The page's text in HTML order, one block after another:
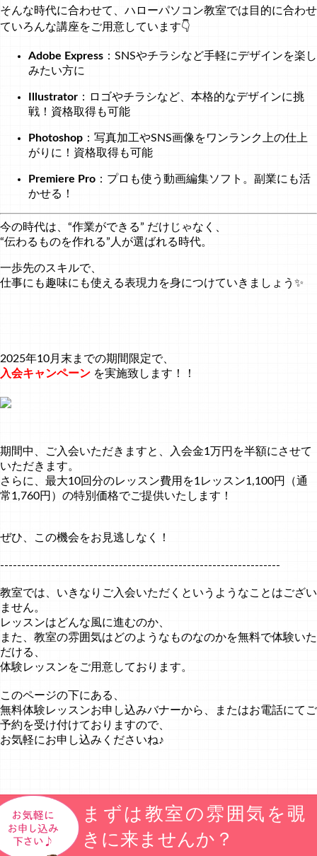
そんな時代に合わせて、ハローパソコン教室では目的に合わせ
ていろんな講座をご用意しています👇
Adobe Express ：SNSやチラシなど手軽にデザインを楽し
みたい方に
Illustrator ：ロゴやチラシなど、本格的なデザインに挑
戦！資格取得も可能
Photoshop ：写真加工やSNS画像をワンランク上の仕上
がりに！資格取得も可能
Premiere Pro ：プロも使う動画編集ソフト。副業にも活
かせる！
今の時代は、“作業ができる” だけじゃなく、
“伝わるものを作れる”人が選ばれる時代。
一歩先のスキルで、
仕事にも趣味にも使える表現力を身につけていきましょう✨
2025年10月末までの期間限定で、
入会キャンペーン を実施致します！！
期間中、ご入会いただきますと、入会金1万円を半額にさせて
いただきます。
さらに、最大10回分のレッスン費用を1レッスン1,100円（通
常1,760円）の特別価格でご提供いたします！
ぜひ、この機会をお見逃しなく！
------------------------------------------------------------------
教室では、いきなりご入会いただくというようなことはござい
ません。
レッスンはどんな風に進むのか、
また、教室の雰囲気はどのようなものなのかを無料で体験いた
だける、
体験レッスンをご用意しております。
このページの下にある、
無料体験レッスンお申し込みバナーから、またはお電話にてご
予約を受け付けておりますので、
お気軽にお申し込みくださいね♪
まずは教室の雰囲気を覗
きに来ませんか？